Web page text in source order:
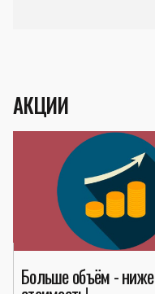
АКЦИИ
Больше объём - ниже